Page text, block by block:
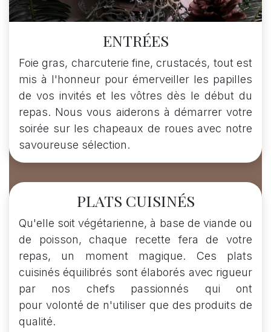
ENTRÉES
Foie gras, charcuterie fine, crustacés, tout est
mis à l'honneur pour émerveiller les papilles
de vos invités et les vôtres dès le début du
repas. Nous vous aiderons à démarrer votre
soirée sur les chapeaux de roues avec notre
savoureuse sélection.
PLATS CUISINÉS
Qu'elle soit végétarienne, à base de viande ou
de poisson, chaque recette fera de votre
repas, un moment magique. Ces plats
cuisinés équilibrés sont élaborés avec rigueur
par nos chefs passionnés qui ont
pour volonté de n'utiliser que des produits de
qualité.